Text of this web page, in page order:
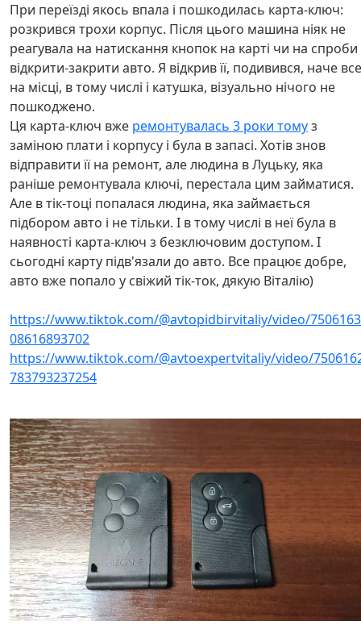
При переїзді якось впала і пошкодилась карта-ключ:
розкрився трохи корпус. Після цього машина ніяк не
реагувала на натискання кнопок на карті чи на спроби
відкрити-закрити авто. Я відкрив її, подивився, наче все
на місці, в тому числі і катушка, візуально нічого не
пошкоджено.
Ця карта-ключ вже ремонтувалась 3 роки томуз
заміною плати і корпусу і була в запасі. Хотів знов
відправити її на ремонт, але людина в Луцьку, яка
раніше ремонтувала ключі, перестала цим займатися.
Але в тік-тоці попалася людина, яка займається
підбором авто і не тільки. І в тому числі в неї була в
наявності карта-ключ з безключовим доступом. І
сьогодні карту підв'язали до авто. Все працює добре,
авто вже попало у свіжий тік-ток, дякую Віталію)
https://www.tiktok.com/@avtopidbirvitaliy/video/
08616893702
https://www.tiktok.com/@avtoexpertvitaliy/video/
783793237254